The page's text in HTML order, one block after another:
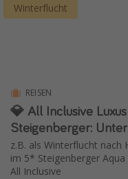
Winterflucht
REISEN
💎 All Inclusive
Steigenberger:
z.B. als Winterflucht nach
im 5* Steigenberger
All Inclusive